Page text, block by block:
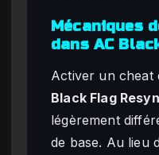
Mécaniques
dans AC
Activer un cheat
Black Flag
légèrement
de base. Au lieu